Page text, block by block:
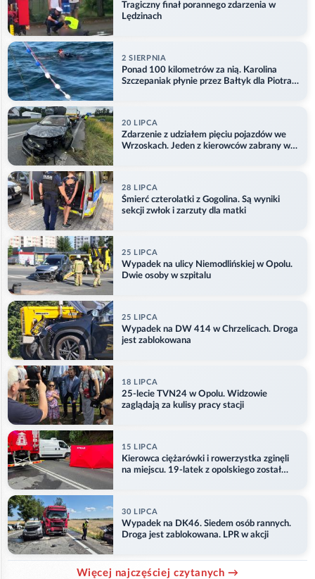
Tragiczny finał porannego zdarzenia w
Lędzinach
2 SIERPNIA
Ponad 100 kilometrów za nią. Karolina
Szczepaniak płynie przez Bałtyk dla Piotra.
20 LIPCA
Zdarzenie z udziałem pięciu pojazdów we
Wrzoskach. Jeden z kierowców zabrany w
28 LIPCA
Śmierć czterolatki z Gogolina. Są wyniki
sekcji zwłok i zarzuty dla matki
25 LIPCA
Wypadek na ulicy Niemodlińskiej w Opolu.
Dwie osoby w szpitalu
25 LIPCA
Wypadek na DW 414 w Chrzelicach. Droga
jest zablokowana
18 LIPCA
25-lecie TVN24 w Opolu. Widzowie
zaglądają za kulisy pracy stacji
15 LIPCA
Kierowca ciężarówki i rowerzystka zginęli
na miejscu. 19-latek z opolskiego został
30 LIPCA
Wypadek na DK46. Siedem osób rannych.
Droga jest zablokowana. LPR w akcji
Więcej najczęściej czytanych →